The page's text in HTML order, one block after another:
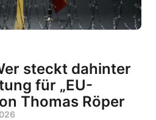
steckt dahinter
für „EU-
Thomas Röper